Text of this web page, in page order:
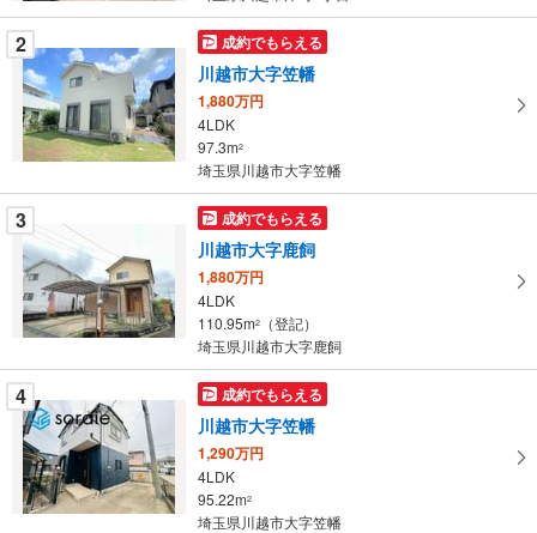
条
件
を
マ
イ
ペ
ジ
に
保
存
す
る
2 成約でもらえる
川越市大字笠幡
1,880万円
4LDK
97.3m2
埼玉県川越市大字笠幡
3 成約でもらえる
川越市大字鹿飼
1,880万円
4LDK
110.95m2
（登記）
埼玉県川越市大字鹿飼
4 成約でもらえる
川越市大字笠幡
1,290万円
4LDK
95.22m2
埼玉県川越市大字笠幡